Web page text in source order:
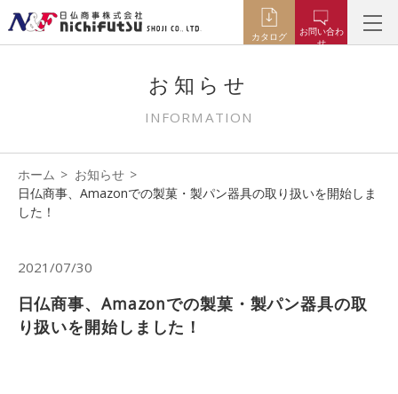
カタログ
お問い合わ
せ
お知らせ
INFORMATION
ホーム
お知らせ
日仏商事、Amazonでの製菓・製パン器具の取り扱いを開始しま
した！
2021/07/30
日仏商事、Amazonでの製菓・製パン器具の取
り扱いを開始しました！